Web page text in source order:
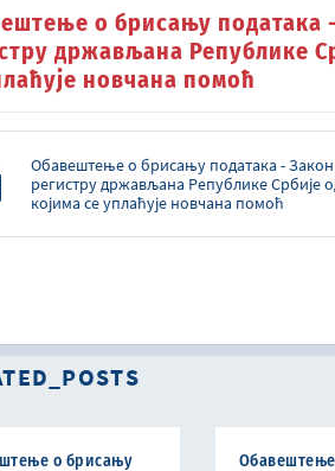
о брисању података
држављана Републике
новчана помоћ
Обавештење о брисању података -
регистру држављана Републике Србије
којима се уплаћује новчана помоћ
о брисању